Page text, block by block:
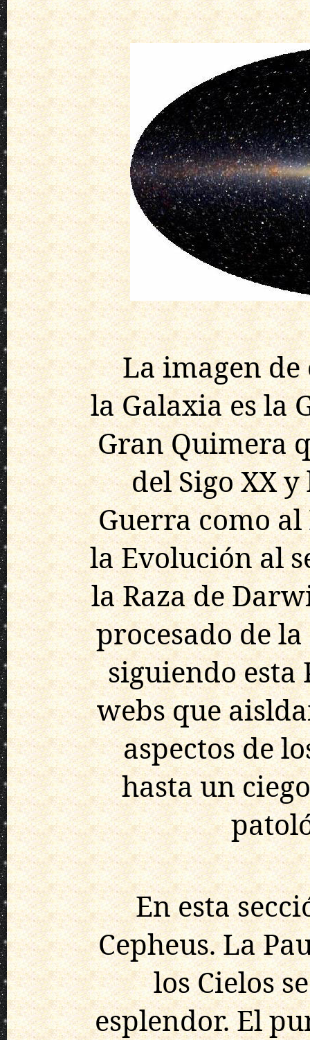
La imagen de
la Galaxia es la
Gran Quimera
del Sigo XX
Guerra como
la Evolución al
la Raza de
procesado de
siguiendo esta
webs que
aspectos de
hasta un
En esta
Cepheus. La
los Cielos
esplendor. El